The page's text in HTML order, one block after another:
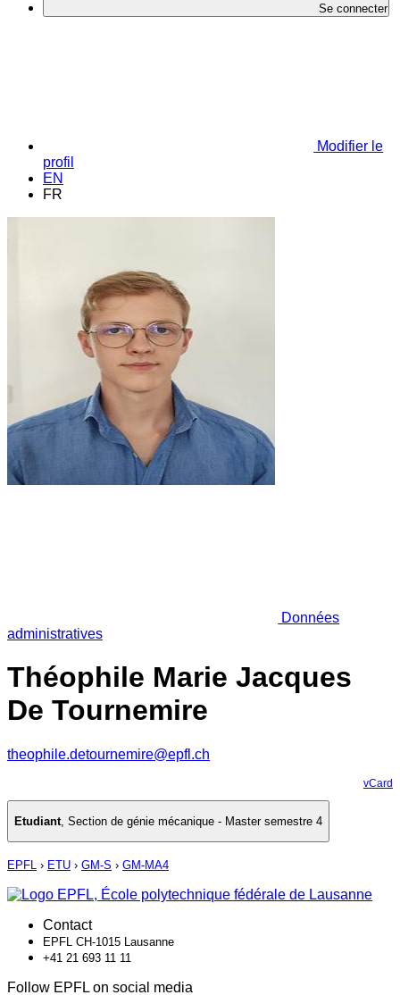
Se connecter
Modifier le
profil
EN
FR
Données
administratives
Théophile Marie Jacques
De Tournemire
theophile.detournemire@epfl.ch
vCard
Etudiant, Section de génie mécanique - Master semestre 4
EPFL › ETU › GM-S › GM-MA4
Contact
EPFL CH-1015 Lausanne
+41 21 693 11 11
Follow EPFL on social media